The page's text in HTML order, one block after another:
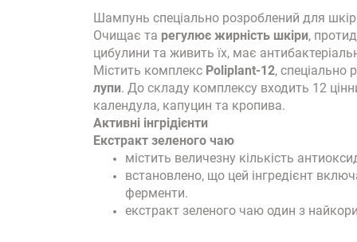
Шампунь спеціально розроблений для
Очищає та регулює жирність шкіри,
цибулини та живить їх, має
Містить комплекс Poliplant-12, спеціально
лупи. До складу комплексу входить 12
календула, капуцин та кропива.
Активні інгрідієнти
Екстракт зеленого чаю
містить величезну кількість
встановлено, що цей інгредієнт
ферменти.
екстракт зеленого чаю один з